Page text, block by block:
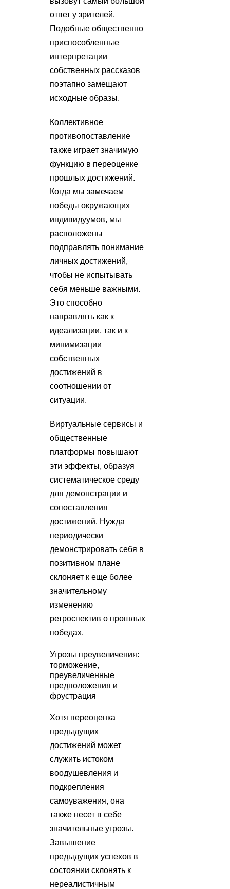
ответ у зрителей.
Подобные общественно
приспособленные
интерпретации
собственных рассказов
поэтапно замещают
исходные образы.
Коллективное
противопоставление
также играет значимую
функцию в переоценке
прошлых достижений.
Когда мы замечаем
победы окружающих
индивидуумов, мы
расположены
подправлять понимание
личных достижений,
чтобы не испытывать
себя меньше важными.
Это способно
направлять как к
идеализации, так и к
минимизации
собственных
достижений в
соотношении от
ситуации.
Виртуальные сервисы и
общественные
платформы повышают
эти эффекты, образуя
систематическое среду
для демонстрации и
сопоставления
достижений. Нужда
периодически
демонстрировать себя в
позитивном плане
склоняет к еще более
значительному
изменению
ретроспектив о прошлых
победах.
Угрозы преувеличения:
торможение,
преувеличенные
предположения и
фрустрация
Хотя переоценка
предыдущих
достижений может
служить истоком
воодушевления и
подкрепления
самоуважения, она
также несет в себе
значительные угрозы.
Завышение
предыдущих успехов в
состоянии склонять к
нереалистичным